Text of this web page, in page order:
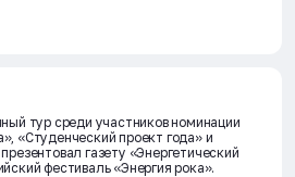
тур среди участников номинации
«Студенческий проект года» и
газету «Энергетический
фестиваль «Энергия рока».